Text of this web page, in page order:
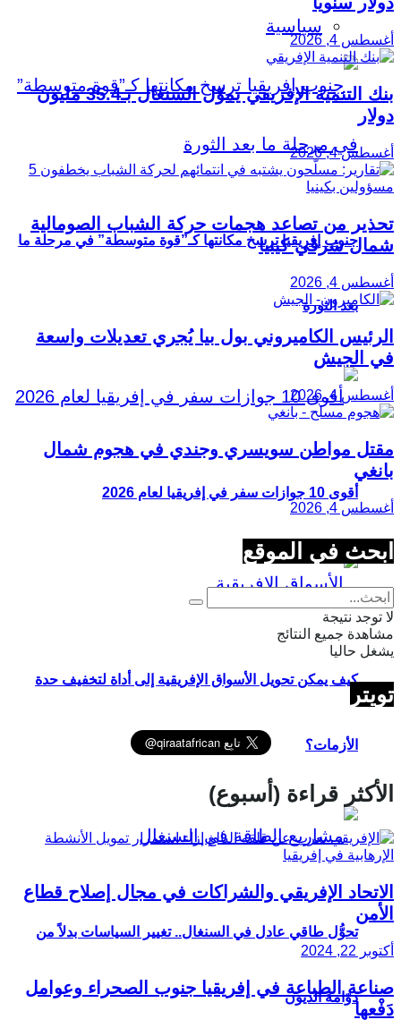
سياسية
جنوب إفريقيا ترسخ مكانتها كـ”قوة متوسطة” في مرحلة ما
بعد الثورة
أقوى 10 جوازات سفر في إفريقيا لعام 2026
كيف يمكن تحويل الأسواق الإفريقية إلى أداة لتخفيف حدة
الأزمات؟
تحوُّل طاقي عادل في السنغال.. تغيير السياسات بدلاً من
دوّامة الديون
أغسطس 4, 2026
بنك التنمية الإفريقي يموّل السنغال بـ35.4 مليون
دولار
أغسطس 4, 2026
تحذير من تصاعد هجمات حركة الشباب الصومالية
شمال شرقي كينيا
أغسطس 4, 2026
الرئيس الكاميروني بول بيا يُجري تعديلات واسعة
في الجيش
أغسطس 4, 2026
مقتل مواطن سويسري وجندي في هجوم شمال
بانغي
أغسطس 4, 2026
ابحث في الموقع
لا توجد نتيجة
مشاهدة جميع النتائج
يشغل حاليا
تويتر
الأكثر قراءة (أسبوع)
الاتحاد الإفريقي والشراكات في مجال إصلاح قطاع
الأمن
أكتوبر 22, 2024
صناعة الطباعة في إفريقيا جنوب الصحراء وعوامل
دَفْعها